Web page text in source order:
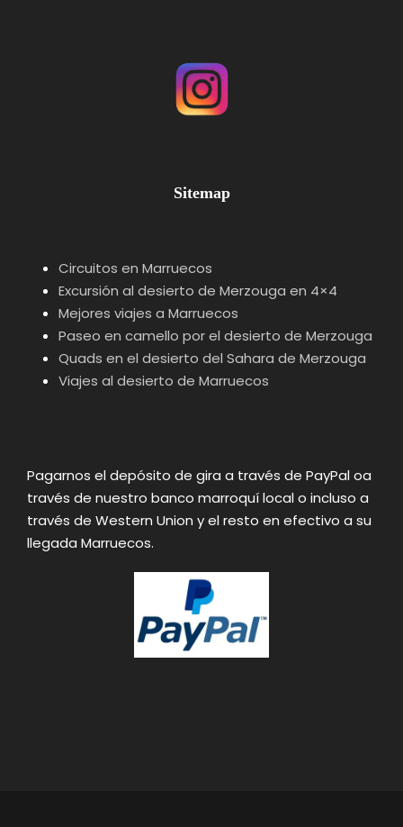
Sitemap
Circuitos en Marruecos
Excursión al desierto de Merzouga en 4×4
Mejores viajes a Marruecos
Paseo en camello por el desierto de Merzouga
Quads en el desierto del Sahara de Merzouga
Viajes al desierto de Marruecos
Pagarnos el depósito de gira a través de PayPal oa
través de nuestro banco marroquí local o incluso a
través de Western Union y el resto en efectivo a su
llegada Marruecos.